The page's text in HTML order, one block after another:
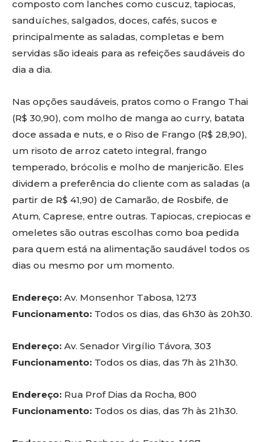
composto com lanches como cuscuz, tapiocas,
sanduíches, salgados, doces, cafés, sucos e
principalmente as saladas, completas e bem
servidas são ideais para as refeições saudáveis do
dia a dia.
Nas opções saudáveis, pratos como o Frango Thai
(R$ 30,90), com molho de manga ao curry, batata
doce assada e nuts, e o Riso de Frango (R$ 28,90),
um risoto de arroz cateto integral, frango
temperado, brócolis e molho de manjericão. Eles
dividem a preferência do cliente com as saladas (a
partir de R$ 41,90) de Camarão, de Rosbife, de
Atum, Caprese, entre outras. Tapiocas, crepiocas e
omeletes são outras escolhas como boa pedida
para quem está na alimentação saudável todos os
dias ou mesmo por um momento.
Endereço: Av. Monsenhor Tabosa, 1273
Funcionamento: Todos os dias, das 6h30 às 20h30.
Endereço: Av. Senador Virgílio Távora, 303
Funcionamento: Todos os dias, das 7h às 21h30.
Endereço: Rua Prof Dias da Rocha, 800
Funcionamento: Todos os dias, das 7h às 21h30.